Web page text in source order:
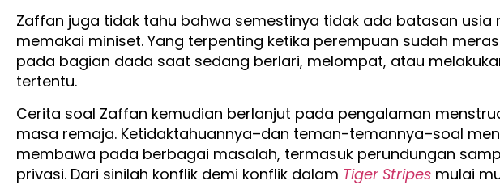
Zaffan juga tidak tahu bahwa semestinya tidak ada batasan usia
memakai miniset. Yang terpenting ketika perempuan sudah
pada bagian dada saat sedang berlari, melompat, atau
tertentu.
Cerita soal Zaffan kemudian berlanjut pada pengalaman
masa remaja. Ketidaktahuannya–dan teman-temannya–soal
membawa pada berbagai masalah, termasuk perundungan
privasi. Dari sinilah konflik demi konflik dalam Tiger Stripes mulai